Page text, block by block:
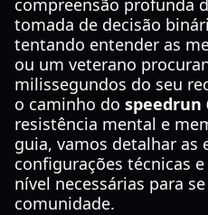
compreensão profunda
tomada de decisão
tentando entender as
ou um veterano
milissegundos do seu
o caminho do speedrun
resistência mental e
guia, vamos detalhar as
configurações técnicas
nível necessárias para
comunidade.